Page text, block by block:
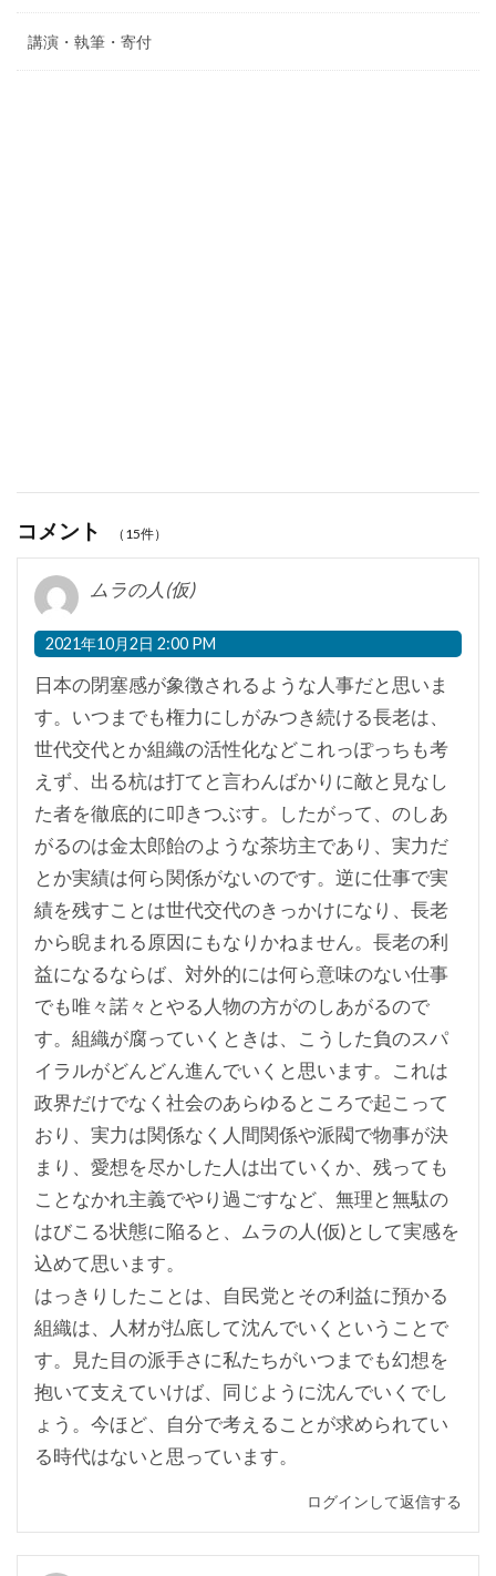
講演・執筆・寄付
コメント （15件）
ムラの人(仮)
2021年10月2日 2:00 PM
日本の閉塞感が象徴されるような人事だと思いま
す。いつまでも権力にしがみつき続ける長老は、
世代交代とか組織の活性化などこれっぽっちも考
えず、出る杭は打てと言わんばかりに敵と見なし
た者を徹底的に叩きつぶす。したがって、のしあ
がるのは金太郎飴のような茶坊主であり、実力だ
とか実績は何ら関係がないのです。逆に仕事で実
績を残すことは世代交代のきっかけになり、長老
から睨まれる原因にもなりかねません。長老の利
益になるならば、対外的には何ら意味のない仕事
でも唯々諾々とやる人物の方がのしあがるので
す。組織が腐っていくときは、こうした負のスパ
イラルがどんどん進んでいくと思います。これは
政界だけでなく社会のあらゆるところで起こって
おり、実力は関係なく人間関係や派閥で物事が決
まり、愛想を尽かした人は出ていくか、残っても
ことなかれ主義でやり過ごすなど、無理と無駄の
はびこる状態に陥ると、ムラの人(仮)として実感を
込めて思います。
はっきりしたことは、自民党とその利益に預かる
組織は、人材が払底して沈んでいくということで
す。見た目の派手さに私たちがいつまでも幻想を
抱いて支えていけば、同じように沈んでいくでし
ょう。今ほど、自分で考えることが求められてい
る時代はないと思っています。
ログインして返信する